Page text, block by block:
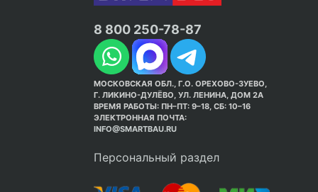
8 800 250-78-87
МОСКОВСКАЯ ОБЛ., Г.О. ОРЕХОВО-ЗУЕВО,
Г. ЛИКИНО-ДУЛЁВО, УЛ. ЛЕНИНА, ДОМ 2А
ВРЕМЯ РАБОТЫ: ПН–ПТ: 9–18, СБ: 10–16
ЭЛЕКТРОННАЯ ПОЧТА:
INFO@SMARTBAU.RU
Персональный раздел